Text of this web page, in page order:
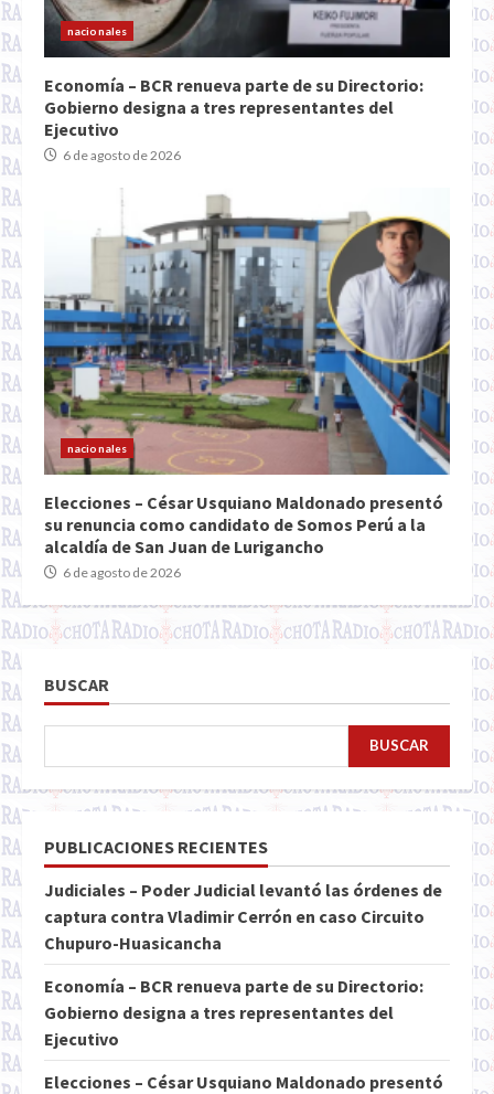
nacionales
Economía – BCR renueva parte de su Directorio:
Gobierno designa a tres representantes del
Ejecutivo
6 de agosto de 2026
nacionales
Elecciones – César Usquiano Maldonado presentó
su renuncia como candidato de Somos Perú a la
alcaldía de San Juan de Lurigancho
6 de agosto de 2026
BUSCAR
BUSCAR
PUBLICACIONES RECIENTES
Judiciales – Poder Judicial levantó las órdenes de
captura contra Vladimir Cerrón en caso Circuito
Chupuro-Huasicancha
Economía – BCR renueva parte de su Directorio:
Gobierno designa a tres representantes del
Ejecutivo
Elecciones – César Usquiano Maldonado presentó